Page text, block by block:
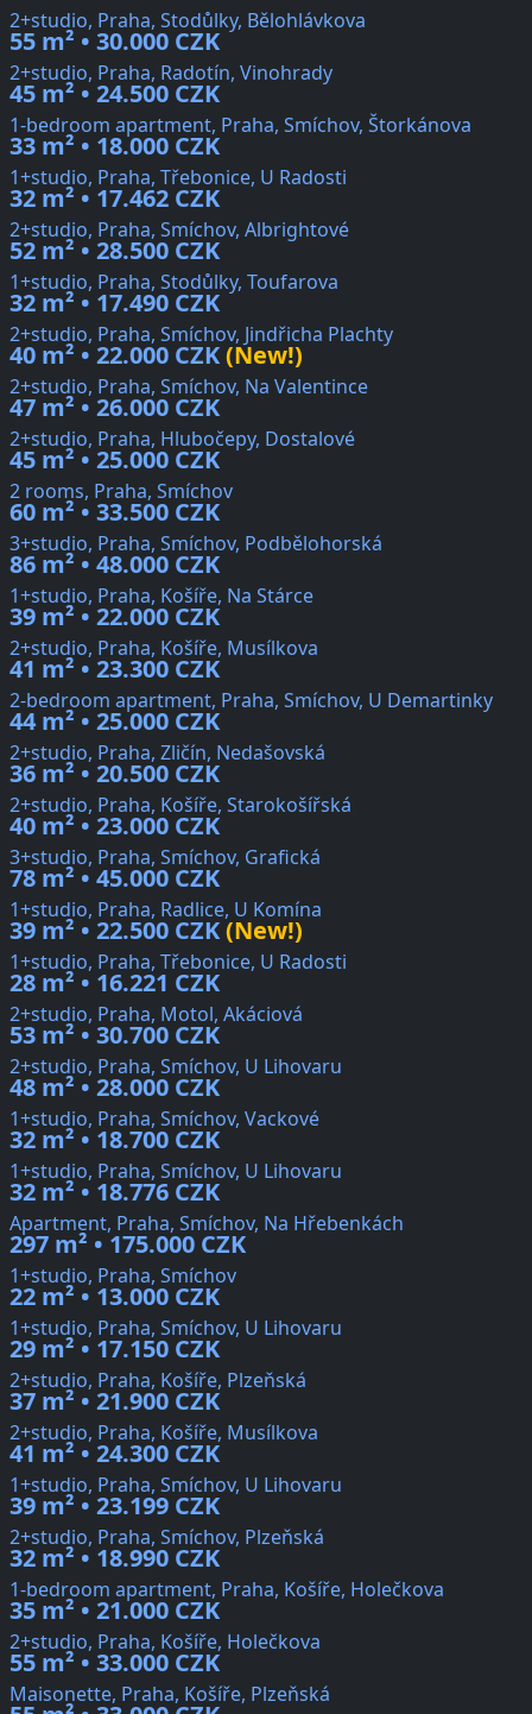
2+studio, Praha, Stodůlky, Bělohlávkova
55 m² • 30.000 CZK
2+studio, Praha, Radotín, Vinohrady
45 m² • 24.500 CZK
1-bedroom apartment, Praha, Smíchov, Štorkánova
33 m² • 18.000 CZK
1+studio, Praha, Třebonice, U Radosti
32 m² • 17.462 CZK
2+studio, Praha, Smíchov, Albrightové
52 m² • 28.500 CZK
1+studio, Praha, Stodůlky, Toufarova
32 m² • 17.490 CZK
2+studio, Praha, Smíchov, Jindřicha Plachty
40 m² • 22.000 CZK(New!)
2+studio, Praha, Smíchov, Na Valentince
47 m² • 26.000 CZK
2+studio, Praha, Hlubočepy, Dostalové
45 m² • 25.000 CZK
2 rooms, Praha, Smíchov
60 m² • 33.500 CZK
3+studio, Praha, Smíchov, Podbělohorská
86 m² • 48.000 CZK
1+studio, Praha, Košíře, Na Stárce
39 m² • 22.000 CZK
2+studio, Praha, Košíře, Musílkova
41 m² • 23.300 CZK
2-bedroom apartment, Praha, Smíchov, U Demartinky
44 m² • 25.000 CZK
2+studio, Praha, Zličín, Nedašovská
36 m² • 20.500 CZK
2+studio, Praha, Košíře, Starokošířská
40 m² • 23.000 CZK
3+studio, Praha, Smíchov, Grafická
78 m² • 45.000 CZK
1+studio, Praha, Radlice, U Komína
39 m² • 22.500 CZK(New!)
1+studio, Praha, Třebonice, U Radosti
28 m² • 16.221 CZK
2+studio, Praha, Motol, Akáciová
53 m² • 30.700 CZK
2+studio, Praha, Smíchov, U Lihovaru
48 m² • 28.000 CZK
1+studio, Praha, Smíchov, Vackové
32 m² • 18.700 CZK
1+studio, Praha, Smíchov, U Lihovaru
32 m² • 18.776 CZK
Apartment, Praha, Smíchov, Na Hřebenkách
297 m² • 175.000 CZK
1+studio, Praha, Smíchov
22 m² • 13.000 CZK
1+studio, Praha, Smíchov, U Lihovaru
29 m² • 17.150 CZK
2+studio, Praha, Košíře, Plzeňská
37 m² • 21.900 CZK
2+studio, Praha, Košíře, Musílkova
41 m² • 24.300 CZK
1+studio, Praha, Smíchov, U Lihovaru
39 m² • 23.199 CZK
2+studio, Praha, Smíchov, Plzeňská
32 m² • 18.990 CZK
1-bedroom apartment, Praha, Košíře, Holečkova
35 m² • 21.000 CZK
2+studio, Praha, Košíře, Holečkova
55 m² • 33.000 CZK
Maisonette, Praha, Košíře, Plzeňská